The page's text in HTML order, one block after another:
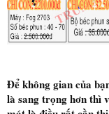
Để không gian của
là sang trọng hơn thì